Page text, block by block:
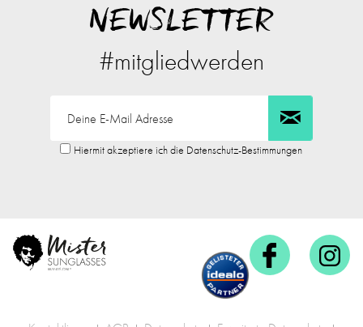
NEWSLETTER
#mitgliedwerden
Hiermit akzeptiere ich die Datenschutz-Bestimmungen